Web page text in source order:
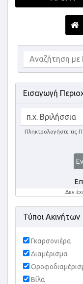
Εισαγωγή
Πληκτρολογήστε τις
Δεν
Τύποι Ακινήτων
Γκαρσονιέρα
Διαμέρισμα
Βίλα